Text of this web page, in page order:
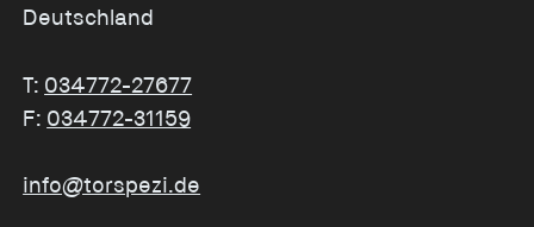
Deutschland
T: 034772-27677
F: 034772-31159
info@torspezi.de